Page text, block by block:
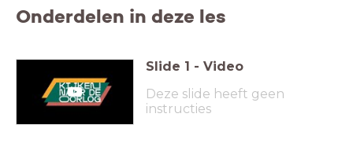
Onderdelen in deze les
Slide 1 - Video
Deze slide heeft geen
instructies